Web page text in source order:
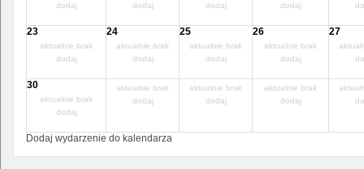
dodaj
dodaj
dodaj
dodaj
23
aktualnie brak
dodaj
24
aktualnie brak
dodaj
25
aktualnie brak
dodaj
26
aktualnie brak
dodaj
27
30
aktualnie brak
dodaj
aktualnie brak
dodaj
aktualnie brak
dodaj
aktualnie brak
dodaj
Dodaj wydarzenie do kalendarza